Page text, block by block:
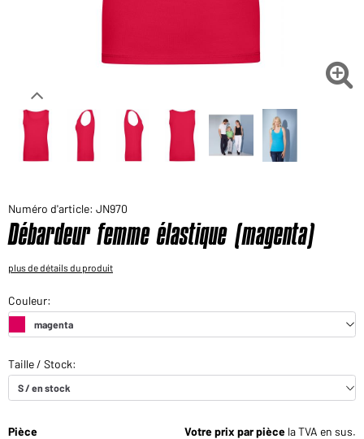
Voudriez-vous acheter des produits pour votre besoin
Chemin d'accès au shop des clients finaux 
Numéro d'article: JN970
Débardeur femme élastique (magenta)
plus de détails du produit
Pièce Votre prix par pièce la TVA en sus.